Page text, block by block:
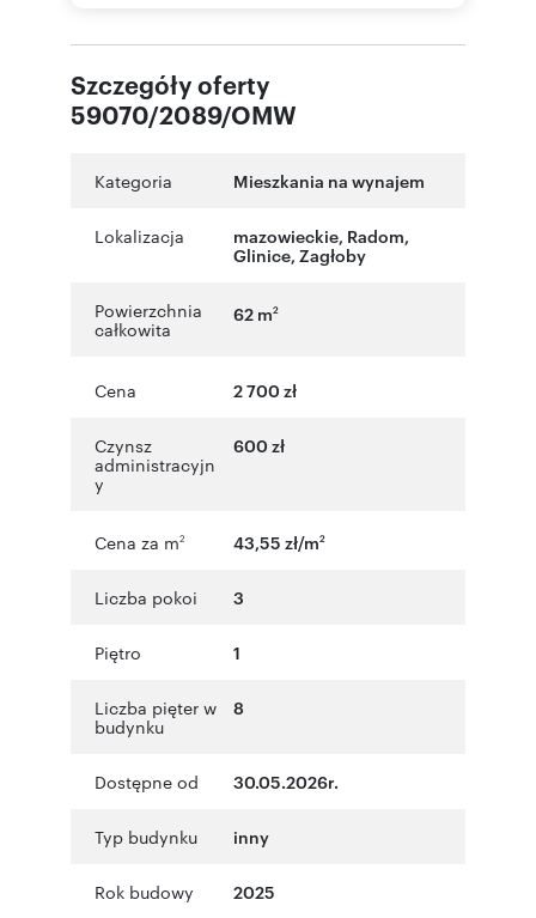
Szczegóły oferty
59070/2089/OMW
Kategoria Mieszkania na wynajem
Lokalizacja mazowieckie, Radom,
Glinice, Zagłoby
Powierzchnia
całkowita
62 m2
Cena 2 700 zł
Czynsz
administracyjn
y
600 zł
Cena za m2 43,55 zł/m2
Liczba pokoi 3
Piętro 1
Liczba pięter w
budynku
8
Dostępne od 30.05.2026r.
Typ budynku inny
Rok budowy 2025